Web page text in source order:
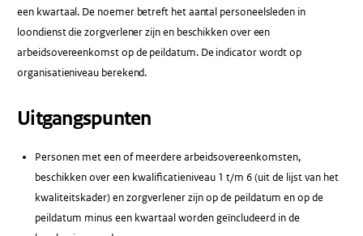
een kwartaal. De noemer betreft het aantal personeelsleden in
loondienst die zorgverlener zijn en beschikken over een
arbeidsovereenkomst op de peildatum. De indicator wordt op
organisatieniveau berekend.
Uitgangspunten
Personen met een of meerdere arbeidsovereenkomsten,
beschikken over een kwalificatieniveau 1 t/m 6 (uit de lijst van het
kwaliteitskader) en zorgverlener zijn op de peildatum en op de
peildatum minus een kwartaal worden geïncludeerd in de